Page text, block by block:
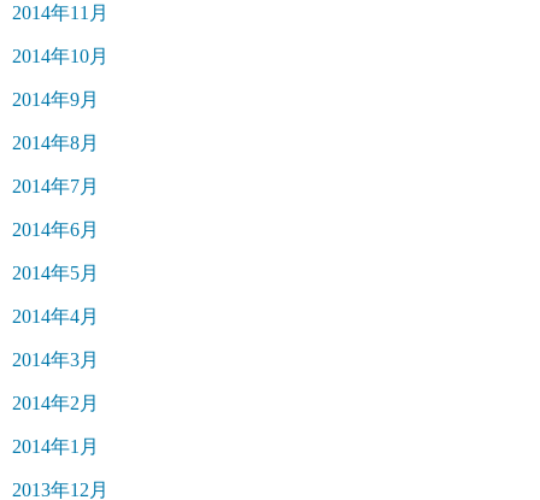
2014年11月
2014年10月
2014年9月
2014年8月
2014年7月
2014年6月
2014年5月
2014年4月
2014年3月
2014年2月
2014年1月
2013年12月